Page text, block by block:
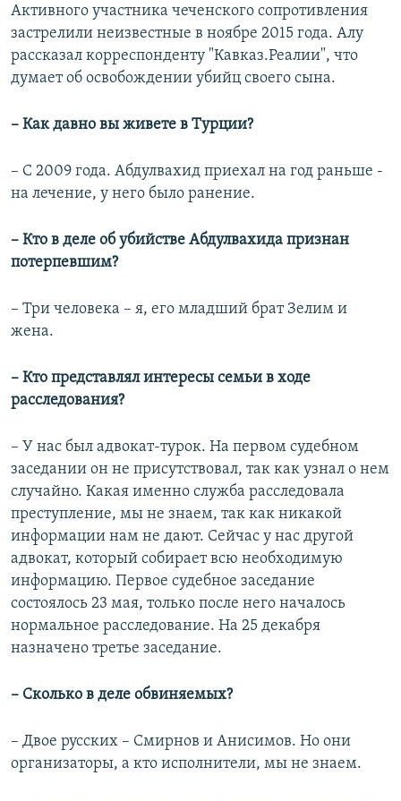
Активного участника чеченского сопротивления
застрелили неизвестные в ноябре 2015 года. Алу
рассказал корреспонденту "Кавказ.Реалии", что
думает об освобождении убийц своего сына.
– Как давно вы живете в Турции?
– С 2009 года. Абдулвахид приехал на год раньше -
на лечение, у него было ранение.
– Кто в деле об убийстве Абдулвахида признан
потерпевшим?
– Три человека – я, его младший брат Зелим и
жена.
– Кто представлял интересы семьи в ходе
расследования?
– У нас был адвокат-турок. На первом судебном
заседании он не присутствовал, так как узнал о нем
случайно. Какая именно служба расследовала
преступление, мы не знаем, так как никакой
информации нам не дают. Сейчас у нас другой
адвокат, который собирает всю необходимую
информацию. Первое судебное заседание
состоялось 23 мая, только после него началось
нормальное расследование. На 25 декабря
назначено третье заседание.
– Сколько в деле обвиняемых?
– Двое русских – Смирнов и Анисимов. Но они
организаторы, а кто исполнители, мы не знаем.